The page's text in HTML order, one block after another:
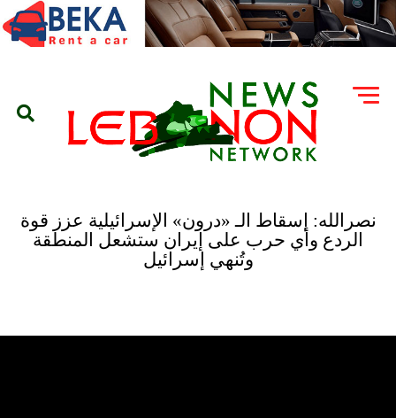
نصرالله: إسقاط الـ «درون» الإسرائيلية عزز قوة
الردع وأي حرب على إيران ستشعل المنطقة
وتُنهي إسرائيل